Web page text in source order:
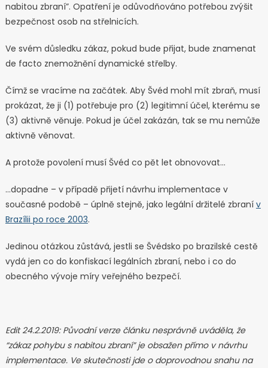
nabitou zbraní”. Opatření je odůvodňováno potřebou zvýšit
bezpečnost osob na střelnicích.
Ve svém důsledku zákaz, pokud bude přijat, bude znamenat
de facto znemožnění dynamické střelby.
Čímž se vracíme na začátek. Aby Švéd mohl mít zbraň, musí
prokázat, že ji (1) potřebuje pro (2) legitimní účel, kterému se
(3) aktivně věnuje. Pokud je účel zakázán, tak se mu nemůže
aktivně věnovat.
A protože povolení musí Švéd co pět let obnovovat…
…dopadne – v případě přijetí návrhu implementace v
současné podobě – úplně stejně, jako legální držitelé zbraní v
Brazílii po roce 2003.
Jedinou otázkou zůstává, jestli se Švédsko po brazilské cestě
vydá jen co do konfiskací legálních zbraní, nebo i co do
obecného vývoje míry veřejného bezpečí.
Edit 24.2.2019: Původní verze článku nesprávně uváděla, že
“zákaz pohybu s nabitou zbraní” je obsažen přímo v návrhu
implementace. Ve skutečnosti jde o doprovodnou snahu na